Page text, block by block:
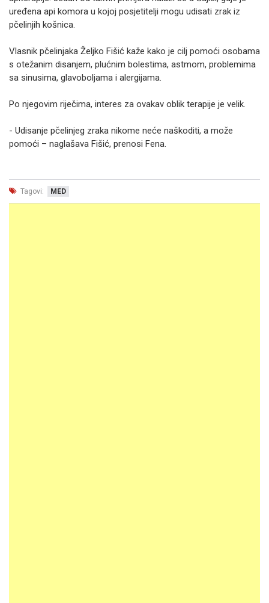
uređena api komora u kojoj posjetitelji mogu udisati zrak iz
pčelinjih košnica.
Vlasnik pčelinjaka Željko Fišić kaže kako je cilj pomoći osobama
s otežanim disanjem, plućnim bolestima, astmom, problemima
sa sinusima, glavoboljama i alergijama.
Po njegovim riječima, interes za ovakav oblik terapije je velik.
- Udisanje pčelinjeg zraka nikome neće naškoditi, a može
pomoći – naglašava Fišić, prenosi Fena.
Tagovi: MED